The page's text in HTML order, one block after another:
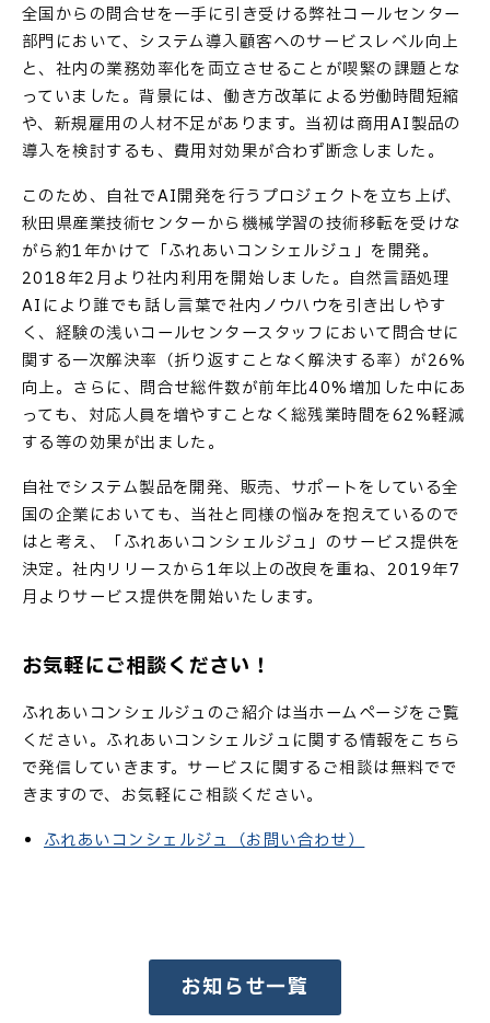
全国からの問合せを一手に引き受ける弊社コールセンター
部門において、システム導入顧客へのサービスレベル向上
と、社内の業務効率化を両立させることが喫緊の課題とな
っていました。背景には、働き方改革による労働時間短縮
や、新規雇用の人材不足があります。当初は商用AI製品の
導入を検討するも、費用対効果が合わず断念しました。
このため、自社でAI開発を行うプロジェクトを立ち上げ、
秋田県産業技術センターから機械学習の技術移転を受けな
がら約1年かけて「ふれあいコンシェルジュ」を開発。
2018年2月より社内利用を開始しました。自然言語処理
AIにより誰でも話し言葉で社内ノウハウを引き出しやす
く、経験の浅いコールセンタースタッフにおいて問合せに
関する一次解決率（折り返すことなく解決する率）が26%
向上。さらに、問合せ総件数が前年比40%増加した中にあ
っても、対応人員を増やすことなく総残業時間を62%軽減
する等の効果が出ました。
自社でシステム製品を開発、販売、サポートをしている全
国の企業においても、当社と同様の悩みを抱えているので
はと考え、「ふれあいコンシェルジュ」のサービス提供を
決定。社内リリースから1年以上の改良を重ね、2019年7
月よりサービス提供を開始いたします。
お気軽にご相談ください！
ふれあいコンシェルジュのご紹介は当ホームページをご覧
ください。ふれあいコンシェルジュに関する情報をこちら
で発信していきます。サービスに関するご相談は無料でで
きますので、お気軽にご相談ください。
ふれあいコンシェルジュ（お問い合わせ）
お知らせ一覧